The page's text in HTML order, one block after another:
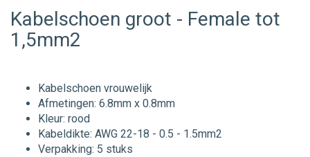
Kabelschoen groot - Female tot
1,5mm2
Kabelschoen vrouwelijk
Afmetingen: 6.8mm x 0.8mm
Kleur: rood
Kabeldikte: AWG 22-18 - 0.5 - 1.5mm2
Verpakking: 5 stuks